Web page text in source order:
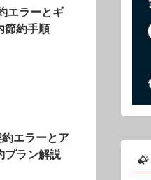
エラーとギ
節約手順
エラーとア
プラン解説